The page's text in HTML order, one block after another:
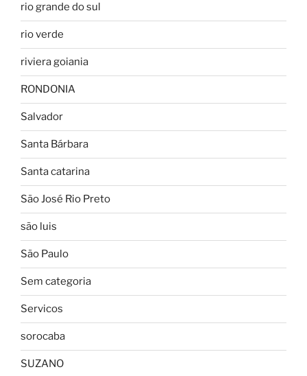
rio grande do sul
rio verde
riviera goiania
RONDONIA
Salvador
Santa Bárbara
Santa catarina
São José Rio Preto
são luis
São Paulo
Sem categoria
Servicos
sorocaba
SUZANO